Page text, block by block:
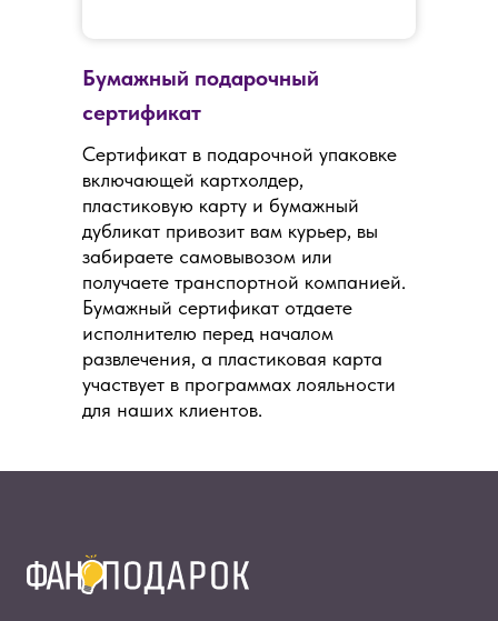
Бумажный подарочный
сертификат
Сертификат в подарочной упаковке
включающей картхолдер,
пластиковую карту и бумажный
дубликат привозит вам курьер, вы
забираете самовывозом или
получаете транспортной компанией.
Бумажный сертификат отдаете
исполнителю перед началом
развлечения, а пластиковая карта
участвует в программах лояльности
для наших клиентов.